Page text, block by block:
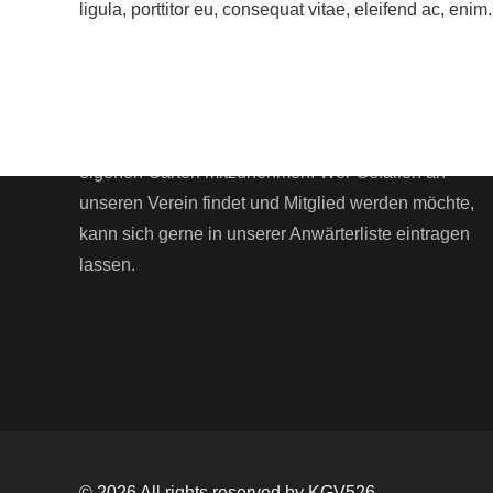
ligula, porttitor eu, consequat vitae, eleifend ac,
Wir erholen uns abseits der Hauptverkehrswege,
eigenen Garten mitzunehmen. Wer Gefallen an
unseren Verein findet und Mitglied werden möchte,
kann sich gerne in unserer Anwärterliste eintragen
lassen.